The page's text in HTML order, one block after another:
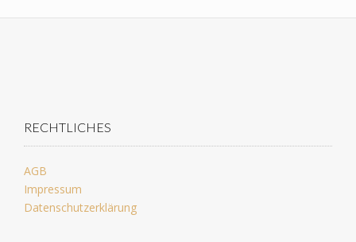
RECHTLICHES
AGB
Impressum
Datenschutzerklärung